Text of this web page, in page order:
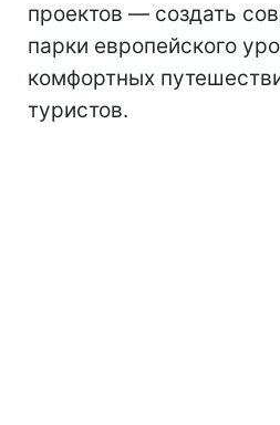
проектов — создать
парки европейского
комфортных
туристов.